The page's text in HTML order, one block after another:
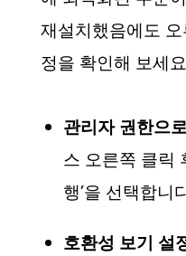
재설치했음에도 오
정을 확인해 보세
관리자 권한으
스 오른쪽 클릭
행’을 선택합니
호환성 보기 설